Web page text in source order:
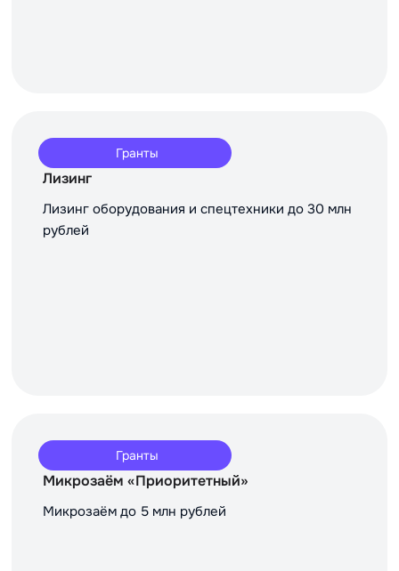
Гранты
Лизинг
Лизинг оборудования и спецтехники до 30 млн
рублей
Гранты
Микрозаём «Приоритетный»
Микрозаём до 5 млн рублей